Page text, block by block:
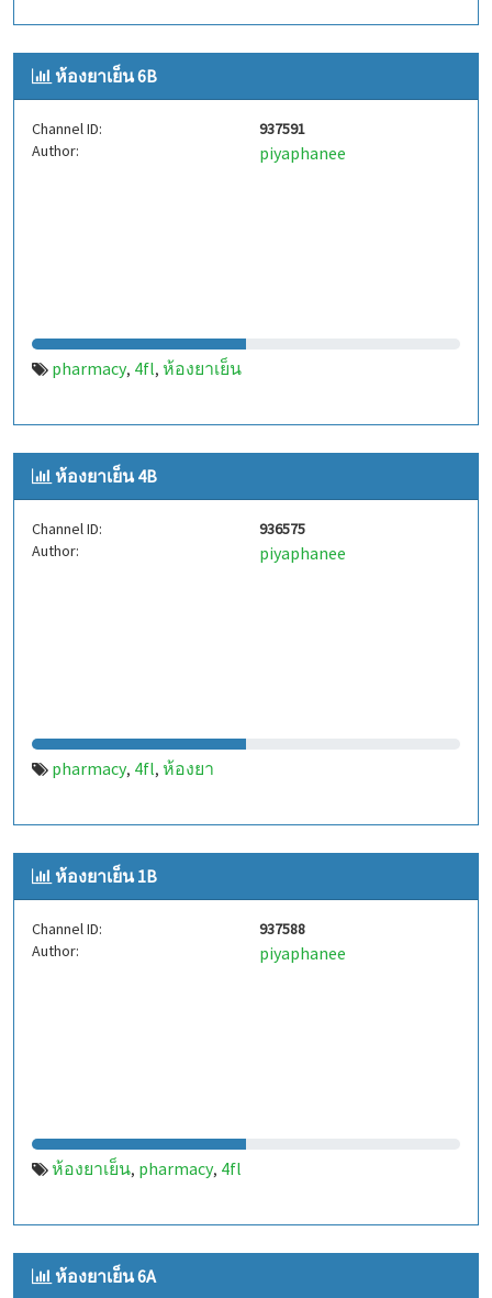
ห้องยาเย็น 6B
Channel ID:
937591
Author:
piyaphanee
pharmacy, 4fl, ห้องยาเย็น
ห้องยาเย็น 4B
Channel ID:
936575
Author:
piyaphanee
pharmacy, 4fl, ห้องยา
ห้องยาเย็น 1B
Channel ID:
937588
Author:
piyaphanee
ห้องยาเย็น, pharmacy, 4fl
ห้องยาเย็น 6A